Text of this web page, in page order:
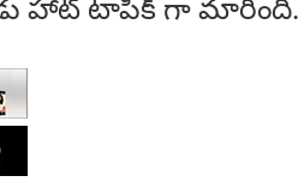
హాట్ టాపిక్ గా మారింది.